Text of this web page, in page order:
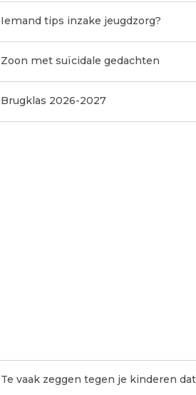
Iemand tips inzake jeugdzorg?
Zoon met suïcidale gedachten
Brugklas 2026-2027
Te vaak zeggen tegen je kinderen